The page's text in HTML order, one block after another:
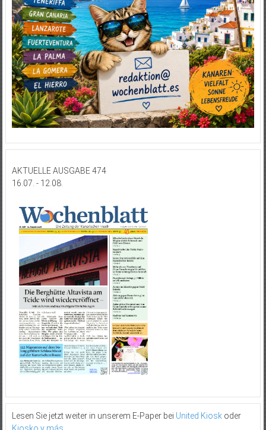
AKTUELLE AUSGABE 474
16.07. - 12.08.
Lesen Sie jetzt weiter in unserem E-Paper bei United Kioskoder
Kiosko y más